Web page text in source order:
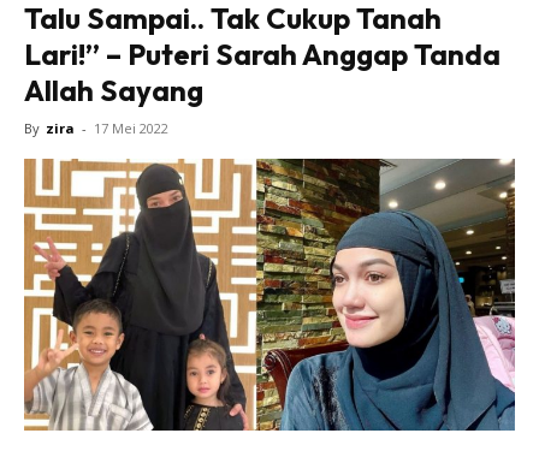
Talu Sampai.. Tak Cukup Tanah
Lari!” – Puteri Sarah Anggap Tanda
Allah Sayang
By zira - 17 Mei 2022